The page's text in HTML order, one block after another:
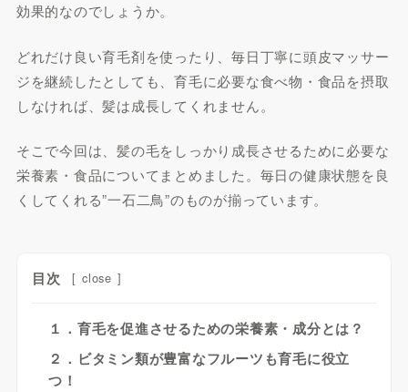
効果的なのでしょうか。
どれだけ良い育毛剤を使ったり、毎日丁寧に頭皮マッサー
ジを継続したとしても、育毛に必要な食べ物・食品を摂取
しなければ、髪は成長してくれません。
そこで今回は、髪の毛をしっかり成長させるために必要な
栄養素・食品についてまとめました。毎日の健康状態を良
くしてくれる”一石二鳥”のものが揃っています。
目次 [ close ]
１．育毛を促進させるための栄養素・成分とは？
２．ビタミン類が豊富なフルーツも育毛に役立
つ！